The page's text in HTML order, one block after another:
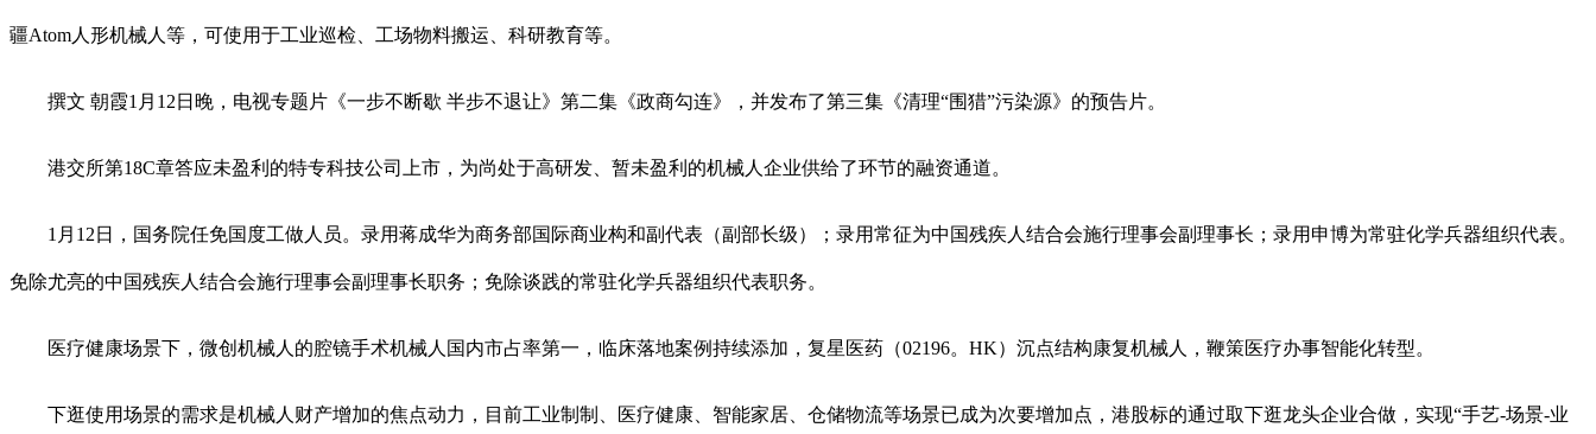
疆Atom人形机械人等，可使用于工业巡检、工场物料搬运、科研教育等。
撰文 ‍‍朝霞1月12日晚，电视专题片《一步不断歇 半步不退让》第二集《政商勾连》，并发布了第三集《清理“围猎”污染源》的预告片。
港交所第18C章答应未盈利的特专科技公司上市，为尚处于高研发、暂未盈利的机械人企业供给了环节的融资通道。
1月12日，国务院任免国度工做人员。录用蒋成华为商务部国际商业构和副代表（副部长级）；录用常征为中国残疾人结合会施行理事会副理事长；录用申博为常驻化学兵器组织代表。
免除尤亮的中国残疾人结合会施行理事会副理事长职务；免除谈践的常驻化学兵器组织代表职务。
医疗健康场景下，微创机械人的腔镜手术机械人国内市占率第一，临床落地案例持续添加，复星医药（02196。HK）沉点结构康复机械人，鞭策医疗办事智能化转型。
下逛使用场景的需求是机械人财产增加的焦点动力，目前工业制制、医疗健康、智能家居、仓储物流等场景已成为次要增加点，港股标的通过取下逛龙头企业合做，实现“手艺-场景-业